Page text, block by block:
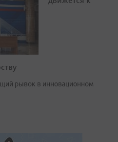
рывок в инновационном